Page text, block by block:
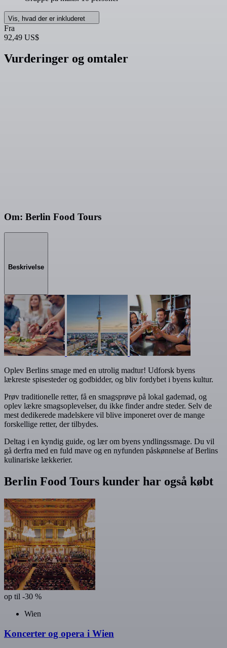
Vis, hvad der er inkluderet
Fra
92,49 US$
Vurderinger og omtaler
Om: Berlin Food Tours
Beskrivelse
Oplev Berlins smage med en utrolig madtur! Udforsk byens
lækreste spisesteder og godbidder, og bliv fordybet i byens kultur.
Prøv traditionelle retter, få en smagsprøve på lokal gademad, og
oplev lækre smagsoplevelser, du ikke finder andre steder. Selv de
mest dedikerede madelskere vil blive imponeret over de mange
forskellige retter, der tilbydes.
Deltag i en kyndig guide, og lær om byens yndlingssmage. Du vil
gå derfra med en fuld mave og en nyfunden påskønnelse af Berlins
kulinariske lækkerier.
Berlin Food Tours kunder har også købt
op til -30 %
Wien
Koncerter og opera i Wien